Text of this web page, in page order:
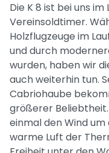
Die K 8 ist bei uns
Vereinsoldtimer.
Holzflugzeuge im
und durch
wurden, haben wir
auch weiterhin tun.
Cabriohaube
größerer
einmal den Wind um
warme Luft der